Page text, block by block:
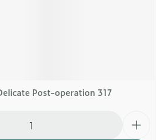
Post-operation 317